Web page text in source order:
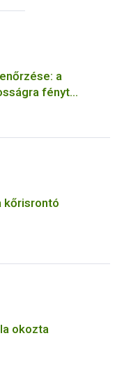
a
fényt
kőrisrontó
okozta